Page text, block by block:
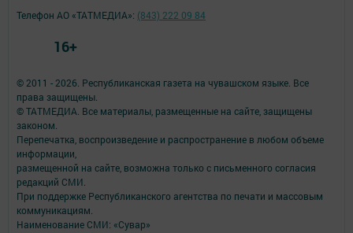
© 2011 - 2026. Республиканская газета на чувашском языке. Все
права защищены.
© ТАТМЕДИА. Все материалы, размещенные на сайте, защищены
законом.
Перепечатка, воспроизведение и распространение в любом объеме
информации,
размещенной на сайте, возможна только с письменного согласия
редакций СМИ.
При поддержке Республиканского агентства по печати и массовым
коммуникациям.
Наименование СМИ: «Сувар»
Телефон АО «ТАТМЕДИА»: (843) 222 09 84
16+